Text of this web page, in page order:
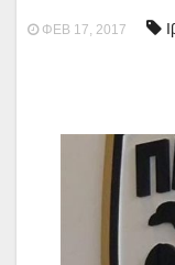
ΦΕΒ 17, 2017